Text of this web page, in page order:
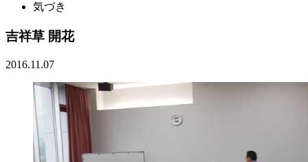
気づき
吉祥草 開花
2016.11.07